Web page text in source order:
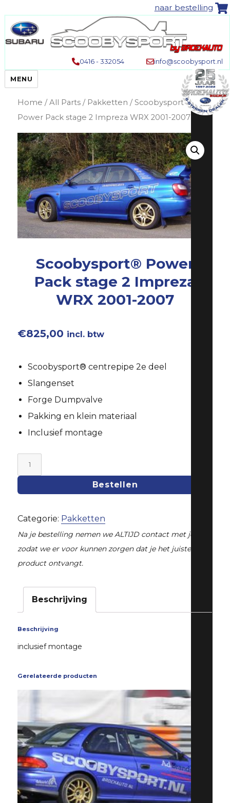
naar bestelling
0416 - 332054 info@scoobysport.nl
MENU
Home /All Parts / Pakketten / Scoobysport®
Power Pack stage 2 Impreza WRX 2001-2007
Scoobysport® Power
Pack stage 2 Impreza
WRX 2001-2007
€825,00 incl. btw
Scoobysport® centrepipe 2e deel
Slangenset
Forge Dumpvalve
Pakking en klein materiaal
Inclusief montage
Scoobysport®
Power
Pack
Impreza
WRX
aantal
Bestellen
Categorie: Pakketten
Na je bestelling nemen we ALTIJD contact met je op,
zodat we er voor kunnen zorgen dat je het juiste
product ontvangt.
Beschrijving
Beschrijving
inclusief montage
Gerelateerde producten